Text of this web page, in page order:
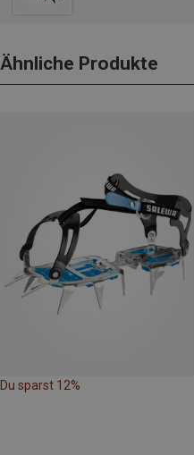
Ähnliche Produkte
Du sparst 12%